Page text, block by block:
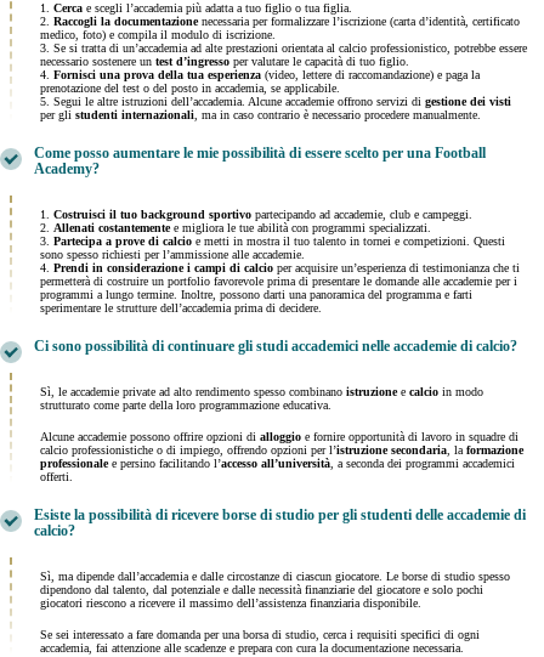
1. Cerca e scegli l’accademia più adatta a tuo figlio o tua figlia.
2. Raccogli la documentazionenecessaria per formalizzare l’iscrizione (carta d’identità, certificato
medico, foto) e compila il modulo di iscrizione.
3. Se si tratta di un’accademia ad alte prestazioni orientata al calcio professionistico, potrebbe essere
necessario sostenere un test d’ingresso per valutare le capacità di tuo figlio.
4. Fornisci una prova della tua esperienza (video, lettere di raccomandazione) e paga la
prenotazione del test o del posto in accademia, se applicabile.
5. Segui le altre istruzioni dell’accademia. Alcune accademie offrono servizi di gestione dei visti
per gli studenti internazionali, ma in caso contrario è necessario procedere manualmente.
Come posso aumentare le mie possibilità di essere scelto per una Football
Academy?
1. Costruisci il tuo background sportivo partecipando ad accademie, club e campeggi.
2. Allenati costantementee migliora le tue abilità con programmi specializzati.
3. Partecipa a prove di calcio e metti in mostra il tuo talento in tornei e competizioni. Questi
sono spesso richiesti per l’ammissione alle accademie.
4. Prendi in considerazione i campi di calcio per acquisire un’esperienza di testimonianza che ti
permetterà di costruire un portfolio favorevole prima di presentare le domande alle accademie per i
programmi a lungo termine. Inoltre, possono darti una panoramica del programma e farti
sperimentare le strutture dell’accademia prima di decidere.
Ci sono possibilità di continuare gli studi accademici nelle accademie di calcio?
Sì, le accademie private ad alto rendimento spesso combinano istruzionee calcio in modo
strutturato come parte della loro programmazione educativa.
Alcune accademie possono offrire opzioni di alloggio e fornire opportunità di lavoro in squadre di
calcio professionistiche o di impiego, offrendo opzioni per l’istruzione secondaria, laformazione
professionalee persino facilitando l’accesso all’università, a seconda dei programmi accademici
offerti.
Esiste la possibilità di ricevere borse di studio per gli studenti delle accademie di
calcio?
Sì, ma dipende dall’accademia e dalle circostanze di ciascun giocatore. Le borse di studio spesso
dipendono dal talento, dal potenziale e dalle necessità finanziarie del giocatore e solo pochi
giocatori riescono a ricevere il massimo dell’assistenza finanziaria disponibile.
Se sei interessato a fare domanda per una borsa di studio, cerca i requisiti specifici di ogni
accademia, fai attenzione alle scadenze e prepara con cura la documentazione necessaria.